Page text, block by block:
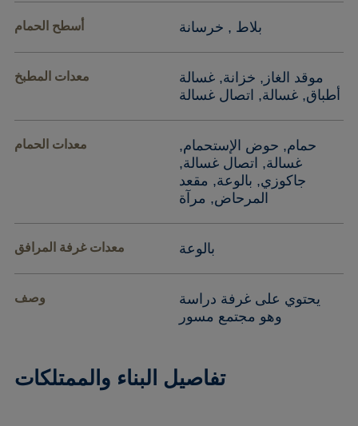
أسطح الحمام بلاط , خرسانة
معدات المطبخ
موقد الغاز, خزانة, غسالة
أطباق, غسالة, اتصال غسالة
معدات الحمام
حمام, حوض الإستحمام,
غسالة, اتصال غسالة,
جاكوزي, بالوعة, مقعد
المرحاض, مرآة
معدات غرفة المرافق بالوعة
وصف
يحتوي على غرفة دراسة
وهو مجتمع مسور
تفاصيل البناء والممتلكات